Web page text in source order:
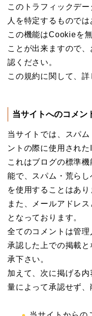
このトラフィックデ
人を特定するものでは
この機能はCookieを
ことが出来ますので
認ください。
この規約に関して、詳
当サイトへのコメン
当サイトでは、スパ
ントの際に使用され
これはブログの標準
能で、スパム・荒ら
を使用することはあり
また、メールアドレ
となっております。
全てのコメントは管理
承認した上での掲載
承下さい。
加えて、次に掲げる
量によって承認せず、